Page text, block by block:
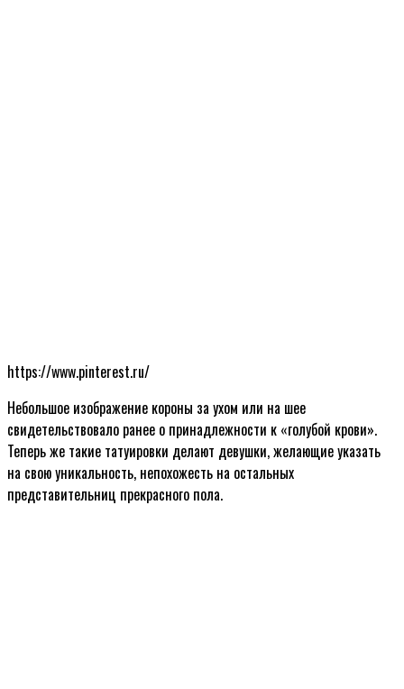
https://www.pinterest.ru/
Небольшое изображение короны за ухом или на шее
свидетельствовало ранее о принадлежности к «голубой крови».
Теперь же такие татуировки делают девушки, желающие указать
на свою уникальность, непохожесть на остальных
представительниц прекрасного пола.